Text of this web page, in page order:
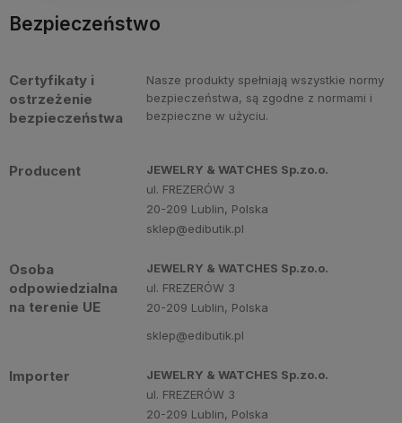
Bezpieczeństwo
Certyfikaty i
ostrzeżenie
bezpieczeństwa
Nasze produkty spełniają wszystkie normy
bezpieczeństwa, są zgodne z normami i
bezpieczne w użyciu.
Producent
JEWELRY & WATCHES Sp.zo.o.
ul. FREZERÓW 3
20-209 Lublin, Polska
sklep@edibutik.pl
Osoba
odpowiedzialna
na terenie UE
JEWELRY & WATCHES Sp.zo.o.
ul. FREZERÓW 3
20-209 Lublin, Polska
sklep@edibutik.pl
Importer
JEWELRY & WATCHES Sp.zo.o.
ul. FREZERÓW 3
20-209 Lublin, Polska